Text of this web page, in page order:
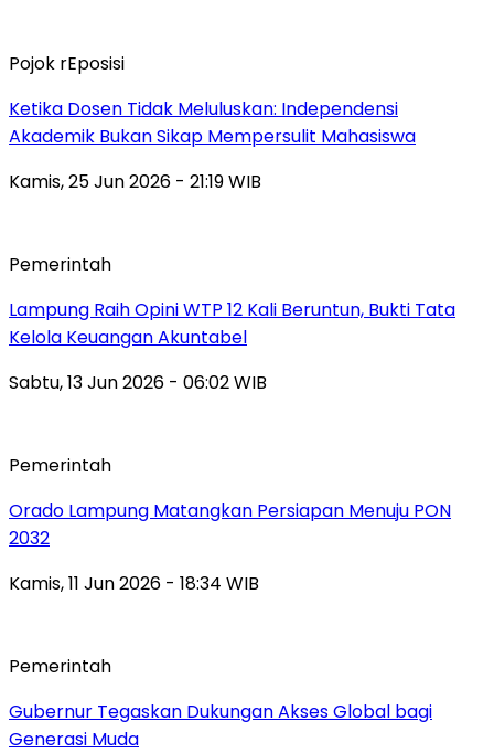
Pojok rEposisi
Ketika Dosen Tidak Meluluskan: Independensi
Akademik Bukan Sikap Mempersulit Mahasiswa
Kamis, 25 Jun 2026 - 21:19 WIB
Pemerintah
Lampung Raih Opini WTP 12 Kali Beruntun, Bukti Tata
Kelola Keuangan Akuntabel
Sabtu, 13 Jun 2026 - 06:02 WIB
Pemerintah
Orado Lampung Matangkan Persiapan Menuju PON
2032
Kamis, 11 Jun 2026 - 18:34 WIB
Pemerintah
Gubernur Tegaskan Dukungan Akses Global bagi
Generasi Muda